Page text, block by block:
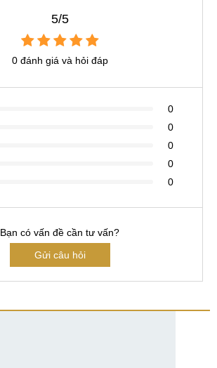
5/5
0 đánh giá và hỏi đáp
0
0
0
0
0
Bạn có vấn đề cần tư vấn?
Gửi câu hỏi